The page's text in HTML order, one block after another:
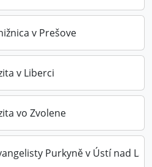
v Prešove
v Liberci
vo Zvolene
Purkyně v Ústí nad